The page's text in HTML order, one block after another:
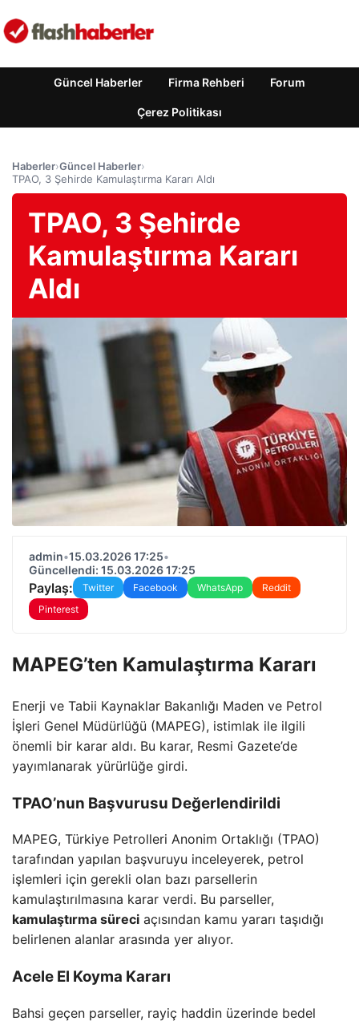
Güncel Haberler Firma Rehberi Forum
Çerez Politikası
Haberler›Güncel Haberler›
TPAO, 3 Şehirde Kamulaştırma Kararı Aldı
TPAO, 3 Şehirde
Kamulaştırma Kararı
Aldı
admin•15.03.2026 17:25•
Güncellendi: 15.03.2026 17:25
Paylaş: Twitter Facebook WhatsApp
Reddit
Pinterest
MAPEG’ten Kamulaştırma Kararı
Enerji ve Tabii Kaynaklar Bakanlığı Maden ve Petrol
İşleri Genel Müdürlüğü (MAPEG), istimlak ile ilgili
önemli bir karar aldı. Bu karar, Resmi Gazete’de
yayımlanarak yürürlüğe girdi.
TPAO’nun Başvurusu Değerlendirildi
MAPEG, Türkiye Petrolleri Anonim Ortaklığı (TPAO)
tarafından yapılan başvuruyu inceleyerek, petrol
işlemleri için gerekli olan bazı parsellerin
kamulaştırılmasına karar verdi. Bu parseller,
kamulaştırma süreci açısından kamu yararı taşıdığı
belirlenen alanlar arasında yer alıyor.
Acele El Koyma Kararı
Bahsi geçen parseller, rayiç haddin üzerinde bedel